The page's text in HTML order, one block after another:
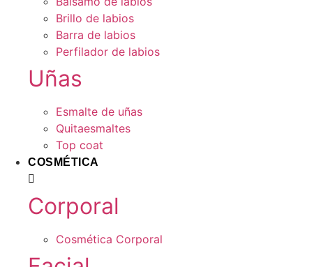
Brillo de labios
Barra de labios
Perfilador de labios
Uñas
Esmalte de uñas
Quitaesmaltes
Top coat
COSMÉTICA
Corporal
Cosmética Corporal